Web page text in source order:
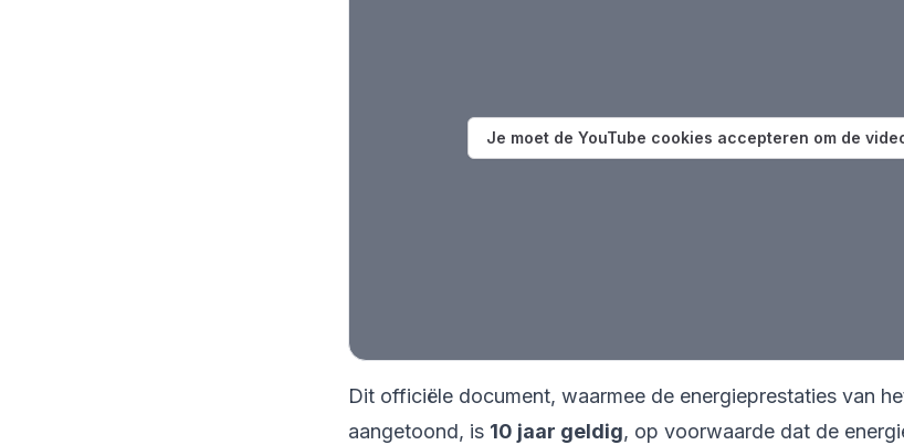
Je moet de YouTube cookies accepteren om de
Dit officiële document, waarmee de energieprestaties van
aangetoond, is 10 jaar geldig, op voorwaarde dat de